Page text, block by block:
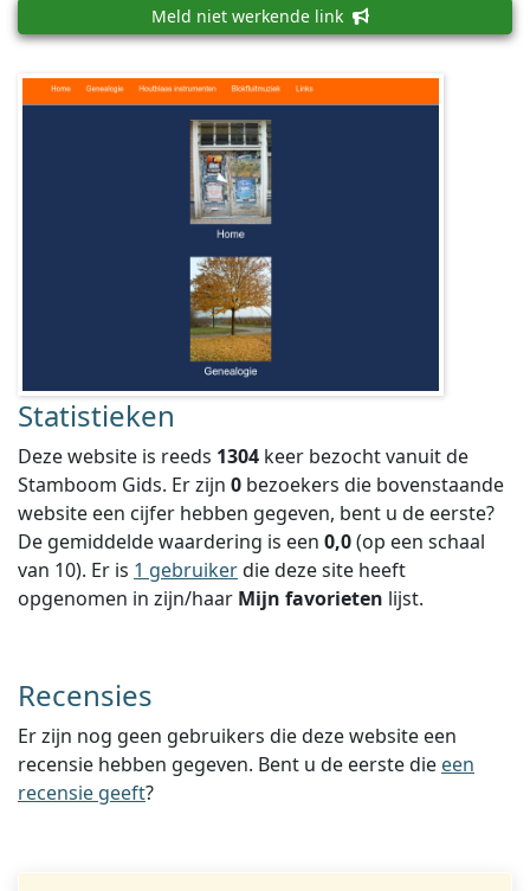
Meld niet werkende link
Statistieken
Deze website is reeds 1304 keer bezocht vanuit de
Stamboom Gids. Er zijn 0 bezoekers die bovenstaande
website een cijfer hebben gegeven, bent u de eerste?
De gemiddelde waardering is een 0,0(op een schaal
van 10). Er is 1 gebruikerdie deze site heeft
opgenomen in zijn/haar Mijn favorieten lijst.
Recensies
Er zijn nog geen gebruikers die deze website een
recensie hebben gegeven. Bent u de eerste die een
recensie geeft?